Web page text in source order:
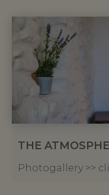
THE
Photogallery >>